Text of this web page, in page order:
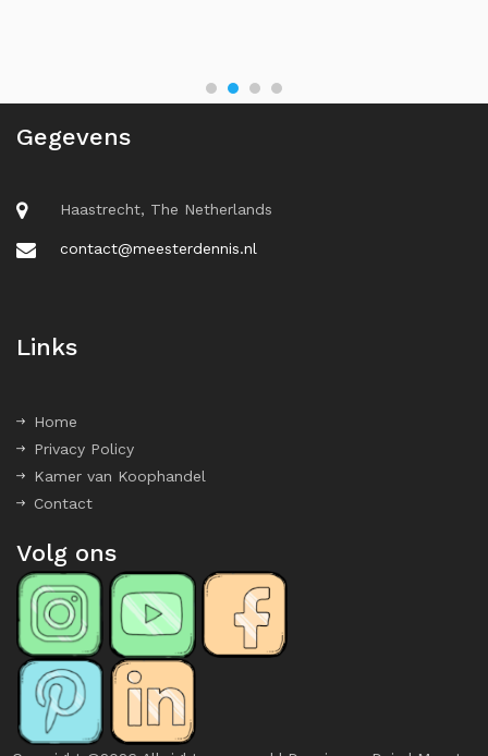
Gegevens
Haastrecht, The Netherlands
contact@meesterdennis.nl
Links
Home
Privacy Policy
Kamer van Koophandel
Contact
Volg ons